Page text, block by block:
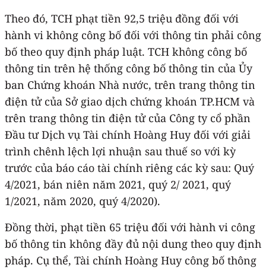
Theo đó, TCH phạt tiền 92,5 triệu đồng đối với
hành vi không công bố đối với thông tin phải công
bố theo quy định pháp luật. TCH không công bố
thông tin trên hệ thống công bố thông tin của Ủy
ban Chứng khoán Nhà nước, trên trang thông tin
điện tử của Sở giao dịch chứng khoán TP.HCM và
trên trang thông tin điện tử của Công ty cổ phần
Đầu tư Dịch vụ Tài chính Hoàng Huy đối với giải
trình chênh lệch lợi nhuận sau thuế so với kỳ
trước của báo cáo tài chính riêng các kỳ sau: Quý
4/2021, bán niên năm 2021, quý 2/ 2021, quý
1/2021, năm 2020, quý 4/2020).
Đồng thời, phạt tiền 65 triệu đối với hành vi công
bố thông tin không đầy đủ nội dung theo quy định
pháp. Cụ thể, Tài chính Hoàng Huy công bố thông